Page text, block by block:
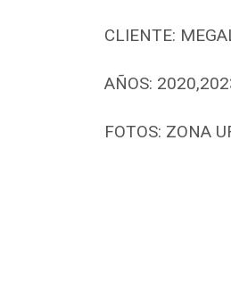
CLIENTE:
AÑOS:
FOTOS: ZONA